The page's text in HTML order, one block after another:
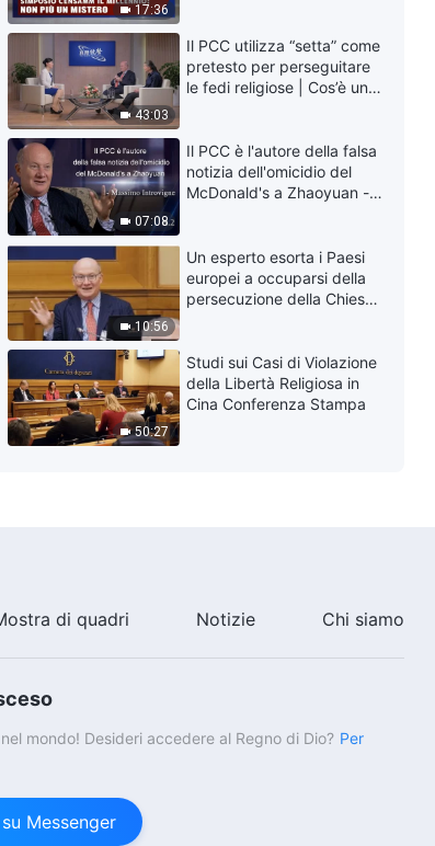
17:36
43:03
Il PCC utilizza “setta” come
pretesto per perseguitare
le fedi religiose | Cos’è una
07:08
Il PCC è l'autore della falsa
notizia dell'omicidio del
McDonald's a Zhaoyuan -
10:56
Un esperto esorta i Paesi
europei a occuparsi della
persecuzione della Chiesa
50:27
Studi sui Casi di Violazione
della Libertà Religiosa in
Cina Conferenza Stampa
di quadri Notizie Chi siamo
mondo! Desideri accedere al Regno di Dio? Per
Messenger